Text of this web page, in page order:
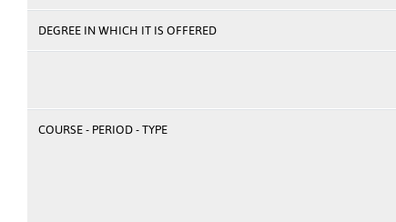
DEGREE IN WHICH IT IS OFFERED
COURSE - PERIOD - TYPE